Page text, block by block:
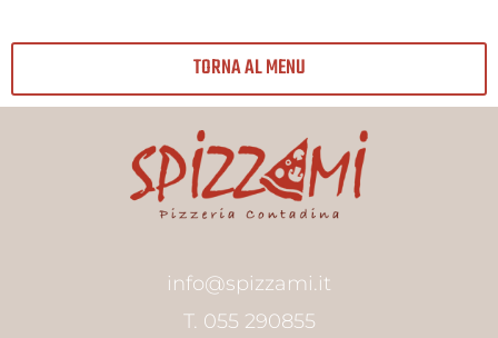
TORNA AL MENU
info@spizzami.it
T. 055 290855